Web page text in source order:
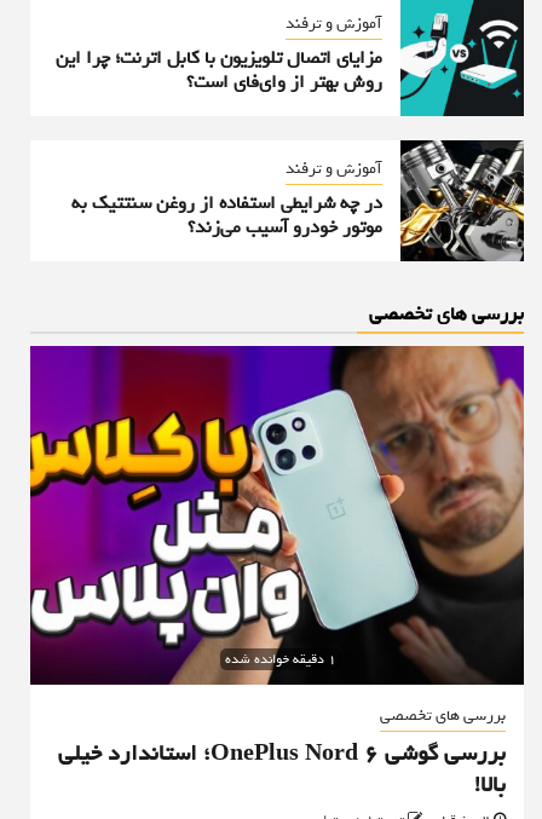
آموزش و ترفند
مزایای اتصال تلویزیون با کابل اترنت؛ چرا این
روش بهتر از وای‌فای است؟
آموزش و ترفند
در چه شرایطی استفاده از روغن سنتتیک به
موتور خودرو آسیب می‌زند؟
بررسی های تخصصی
1 دقیقه خوانده شده
بررسی های تخصصی
بررسی گوشی OnePlus Nord 6؛ استاندارد خیلی
بالا!